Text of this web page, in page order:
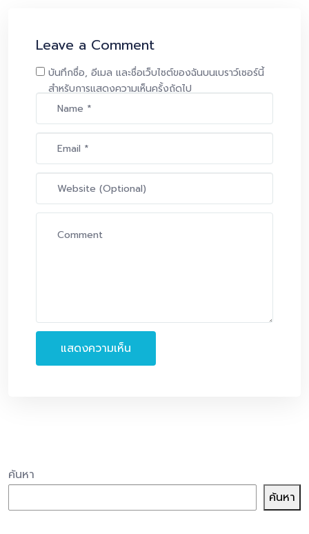
Leave a Comment
บันทึกชื่อ, อีเมล และชื่อเว็บไซต์ของฉันบนเบราว์เซอร์นี้
สำหรับการแสดงความเห็นครั้งถัดไป
ค้นหา
ค้นหา